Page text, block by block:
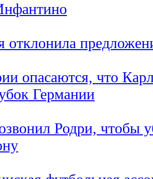
отклонила
опасаются, что
Германии
Родри, чтобы